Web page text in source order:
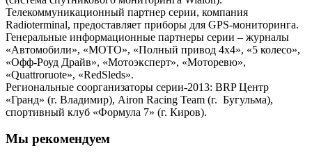
Телекоммуникационный партнер серии, компания
Radioterminal, предоставляет приборы для GPS-мониторинга.
Генеральные информационные партнеры серии – журналы
«Автомобили», «МОТО», «Полный привод 4х4», «5 колесо»,
«Офф-Роуд Драйв», «Мотоэксперт», «Моторевю»,
«Quattroruote», «RedSleds».
Региональные соорганизаторы серии-2013: BRP Центр
«Гранд» (г. Владимир), Airon Racing Team (г. Бугульма),
спортивный клуб «Формула 7» (г. Киров).
Мы рекомендуем